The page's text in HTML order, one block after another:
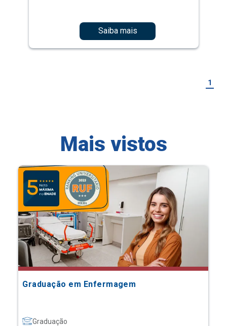
Saiba mais
1
Mais vistos
Graduação em Enfermagem
Graduação